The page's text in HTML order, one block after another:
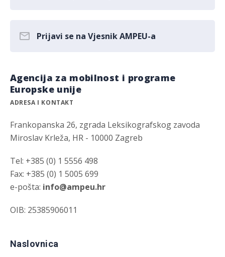
Prijavi se na Vjesnik AMPEU-a
Agencija za mobilnost i programe
Europske unije
ADRESA I KONTAKT
Frankopanska 26, zgrada Leksikografskog zavoda
Miroslav Krleža, HR - 10000 Zagreb
Tel: +385 (0) 1 5556 498
Fax: +385 (0) 1 5005 699
e-pošta: info@ampeu.hr
OIB: 25385906011
Naslovnica